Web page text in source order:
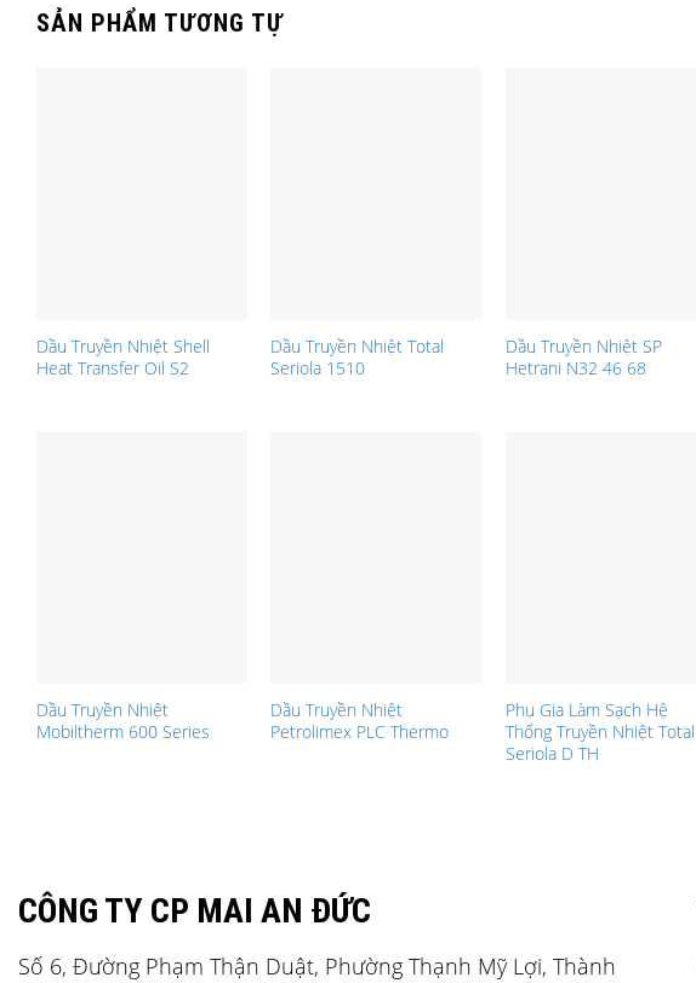
SẢN PHẨM TƯƠNG TỰ
Dầu Truyền Nhiệt Shell
Heat Transfer Oil S2
Dầu Truyền Nhiệt Total
Seriola 1510
Dầu Truyền Nhiệt SP
Hetrani N32 46 68
Dầu Truyền Nhiệt
Mobiltherm 600 Series
Dầu Truyền Nhiệt
Petrolimex PLC Thermo
Phụ Gia Làm Sạch Hệ
Thống Truyền Nhiệt Total
Seriola D TH
CÔNG TY CP MAI AN ĐỨC
Số 6, Đường Phạm Thận Duật, Phường Thạnh Mỹ Lợi, Thành